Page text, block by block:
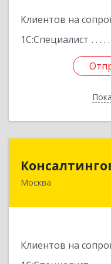
Клиентов на
1С:Специалист
Москва
Клиентов на
117218, Москва